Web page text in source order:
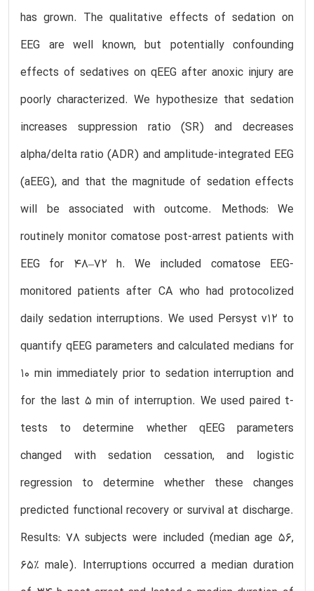
has grown. The qualitative effects of sedation on
EEG are well known, but potentially confounding
effects of sedatives on qEEG after anoxic injury are
poorly characterized. We hypothesize that sedation
increases suppression ratio (SR) and decreases
alpha/delta ratio (ADR) and amplitude-integrated EEG
(aEEG), and that the magnitude of sedation effects
will be associated with outcome. Methods: We
routinely monitor comatose post-arrest patients with
EEG for 48–72 h. We included comatose EEG-
monitored patients after CA who had protocolized
daily sedation interruptions. We used Persyst v12 to
quantify qEEG parameters and calculated medians for
10 min immediately prior to sedation interruption and
for the last 5 min of interruption. We used paired t-
tests to determine whether qEEG parameters
changed with sedation cessation, and logistic
regression to determine whether these changes
predicted functional recovery or survival at discharge.
Results: 78 subjects were included (median age 56,
65% male). Interruptions occurred a median duration